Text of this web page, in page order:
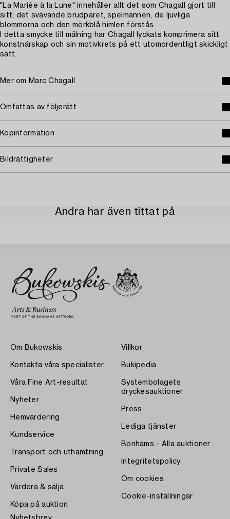
"La Mariée à la Lune" innehåller allt det som Chagall gjort till
sitt; det svävande brudparet, spelmannen, de ljuvliga
blommorna och den mörkblå himlen förstås.
I detta smycke till målning har Chagall lyckats komprimera sitt
konstnärskap och sin motivkrets på ett utomordentligt skickligt
sätt.
Mer om Marc Chagall
Omfattas av följerätt
Köpinformation
Bildrättigheter
Andra har även tittat på
Om Bukowskis
Kontakta våra specialister
Våra Fine Art-resultat
Nyheter
Hemvärdering
Kundservice
Transport och uthämtning
Private Sales
Värdera & sälja
Köpa på auktion
Villkor
Bukipedia
Systembolagets
dryckesauktioner
Press
Lediga tjänster
Bonhams - Alla auktioner
Integritetspolicy
Om cookies
Cookie-inställningar